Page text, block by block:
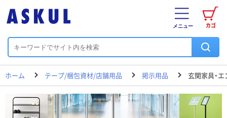
カゴ
メニュー
ホーム テープ/梱包資材/店舗用品 掲示用品 玄関家具・